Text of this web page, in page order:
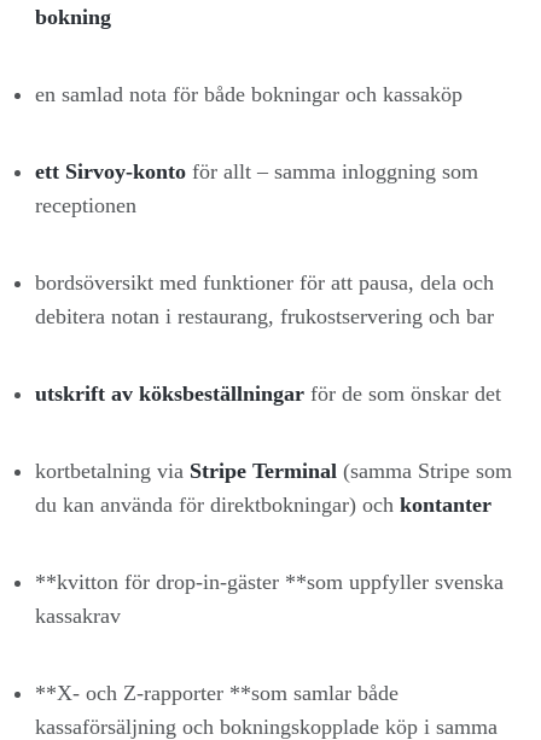
bokning
en samlad nota för både bokningar och kassaköp
ett Sirvoy-kontoför allt – samma inloggning som
receptionen
bordsöversikt med funktioner för att pausa, dela och
debitera notan i restaurang, frukostservering och bar
utskrift av köksbeställningarför de som önskar det
kortbetalning via Stripe Terminal (samma Stripe som
du kan använda för direktbokningar) och kontanter
**kvitton för drop-in-gäster **som uppfyller svenska
kassakrav
**X- och Z-rapporter **som samlar både
kassaförsäljning och bokningskopplade köp i samma